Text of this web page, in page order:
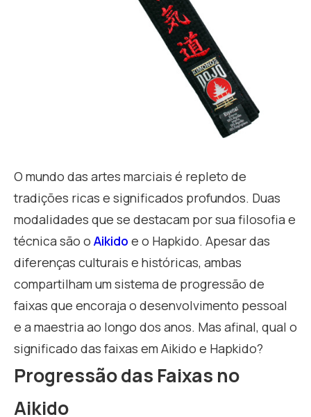
O mundo das artes marciais é repleto de
tradições ricas e significados profundos. Duas
modalidades que se destacam por sua filosofia e
técnica são o Aikido e o Hapkido. Apesar das
diferenças culturais e históricas, ambas
compartilham um sistema de progressão de
faixas que encoraja o desenvolvimento pessoal
e a maestria ao longo dos anos. Mas afinal, qual o
significado das faixas em Aikido e Hapkido?
Progressão das Faixas no
Aikido